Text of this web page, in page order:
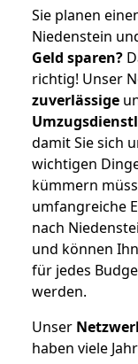
Sie planen
Niedenstein
Geld sparen?
richtig! Unser
zuverlässige
damit Sie sich
wichtigen
kümmern
umfangreiche
nach
und können
für jedes
werden.
Unser
haben viele